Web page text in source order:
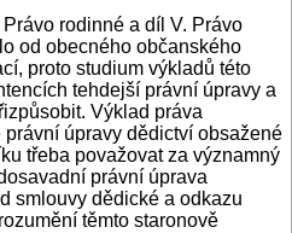
rodinné a díl V. Právo
od obecného občanského
proto studium výkladů této
tehdejší právní úpravy a
Výklad práva
úpravy dědictví obsažené
třeba považovat za významný
právní úprava
smlouvy dědické a odkazu
těmto staronově